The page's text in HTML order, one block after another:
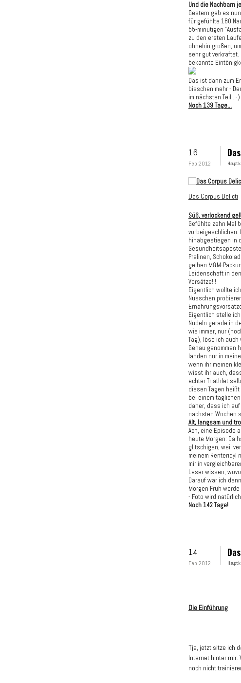
Und die Nachbarn
Gestern gab es
für gefühlte 180
55-minütigen
zu den ersten
ohnehin großen,
sehr gut verkraftet.
bekannte
Das ist dann zum
bisschen mehr -
im nächsten Teil...-)
Noch 139 Tage...
16
Feb 2012
Das Corpus Delicti
Süß, verlockend
Gefühlte zehn Mal
vorbeigeschlichen.
hinabgestiegen in
Pralinen,
gelben M&M-
Leidenschaft in
Vorsätze!!!
Eigentlich wollte
Nüsschen
Eigentlich stelle
Nudeln gerade in
wie immer, nur
Tag), löse ich auch
Genau genommen
landen nur in
wenn ihr meinen
wisst ihr auch,
echter Triathlet
diesen Tagen
bei einem
daher, dass ich
nächsten Wochen
Alt, langsam und
Ach, eine Episode
heute Morgen: Da
glitschigen, weil
meinem Renteridyl
mir in
Leser wissen,
Darauf war ich
Morgen Früh
- Foto wird
Noch 142 Tage!
14
Feb 2012
Die Einführung
Tja, jetzt sitze ich
Internet hinter mir.
noch nicht